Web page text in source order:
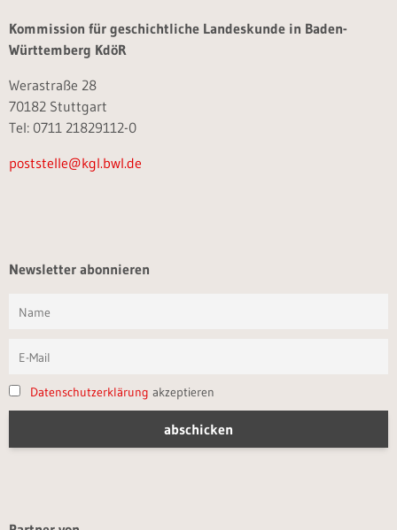
Kommission für geschichtliche Landeskunde in Baden-
Württemberg KdöR
Werastraße 28
70182 Stuttgart
Tel: 0711 21829112-0
poststelle@kgl.bwl.de
Newsletter abonnieren
Datenschutzerklärung akzeptieren